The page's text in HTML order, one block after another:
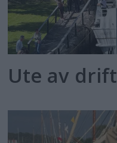
Ute av drift